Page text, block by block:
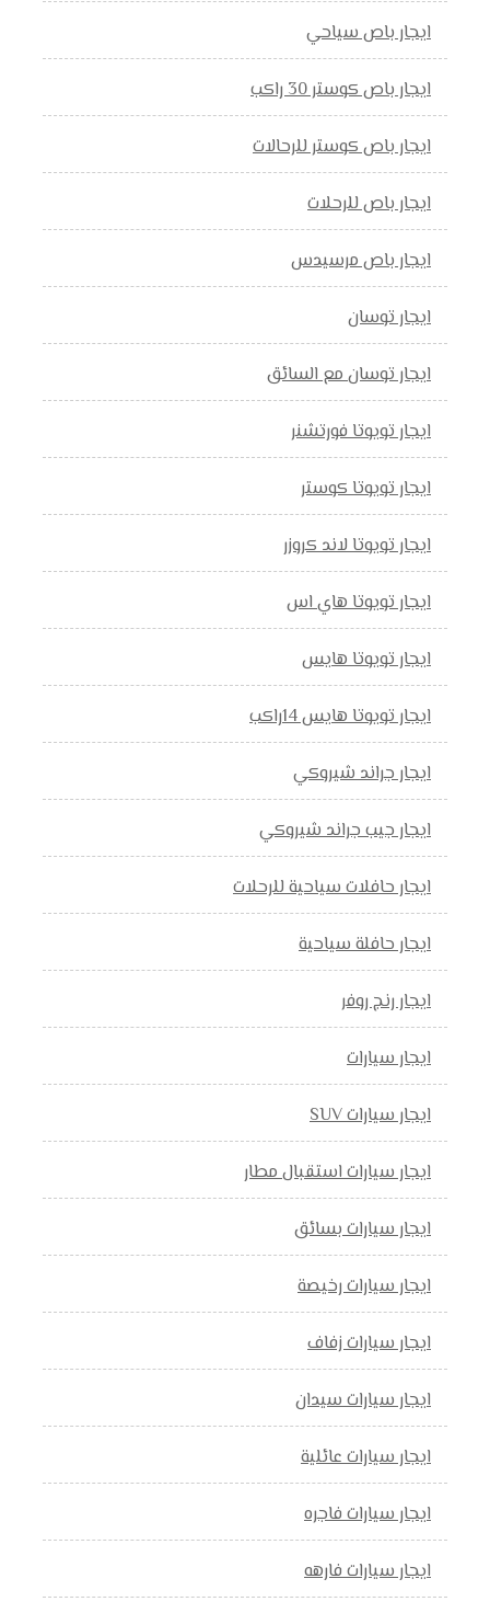
ايجار باص سياحي
ايجار باص كوستر 30 راكب
ايجار باص كوستر للرحالات
ايجار باص للرحلات
ايجار باص مرسيدس
ايجار توسان
ايجار توسان مع السائق
ايجار تويوتا فورتشنر
ايجار تويوتا كوستر
ايجار تويوتا لاند كروزر
ايجار تويوتا هاي اس
ايجار تويوتا هايس
ايجار تويوتا هايس 14راكب
ايجار جراند شيروكي
ايجار جيب جراند شيروكي
ايجار حافلات سياحية للرحلات
ايجار حافلة سياحية
ايجار رنج روفر
ايجار سيارات
ايجار سيارات SUV
ايجار سيارات استقبال مطار
ايجار سيارات بسائق
ايجار سيارات رخيصة
ايجار سيارات زفاف
ايجار سيارات سيدان
ايجار سيارات عائلية
ايجار سيارات فاجره
ايجار سيارات فارهه